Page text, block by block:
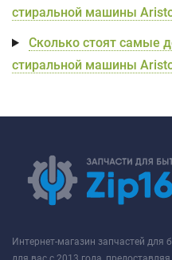
стиральной машины
Сколько стоят самые
стиральной машины
Интернет-магазин запчастей для